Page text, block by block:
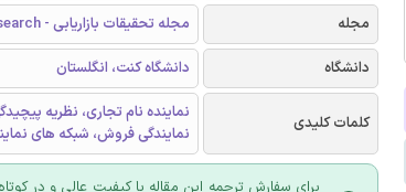
مجله
مجله تحقیقات بازاریابی - Journal of Business Research
دانشگاه
دانشگاه کنت، انگلستان
کلمات کلیدی
نماینده نام تجاری، نظریه
نمایندگی فروش، شبکه های
برای سفارش ترجمه این مقاله با کیفیت عالی و در